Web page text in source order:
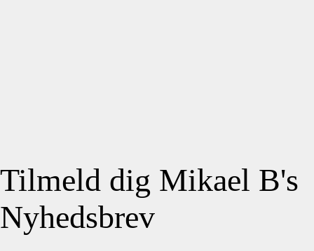
Tilmeld dig Mikael B's
Nyhedsbrev